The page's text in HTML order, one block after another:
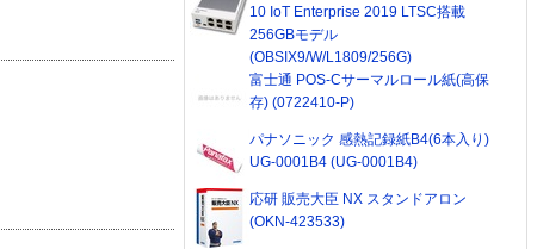
10 IoT Enterprise 2019 LTSC搭載
256GBモデル
(OBSIX9/W/L1809/256G)
富士通 POS-Cサーマルロール紙(高保
存) (0722410-P)
パナソニック 感熱記録紙B4(6本入り)
UG-0001B4 (UG-0001B4)
応研 販売大臣 NX スタンドアロン
(OKN-423533)